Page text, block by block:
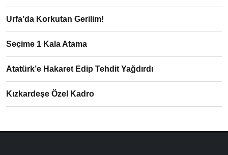
Urfa’da Korkutan Gerilim!
Seçime 1 Kala Atama
Atatürk’e Hakaret Edip Tehdit Yağdırdı
Kızkardeşe Özel Kadro